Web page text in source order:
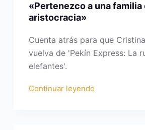
«Pertenezco a una familia
aristocracia»
Cuenta atrás para que
vuelva de 'Pekín Express: La
elefantes'.
Continuar leyendo